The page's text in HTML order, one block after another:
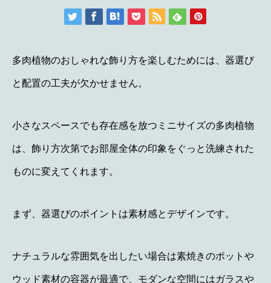
多肉植物のおしゃれな飾り方を楽しむためには、器選び
と配置の工夫が欠かせません。
小さなスペースでも存在感を放つミニサイズの多肉植物
は、飾り方次第でお部屋全体の印象をぐっと洗練された
ものに変えてくれます。
まず、器選びのポイントは素材感とデザインです。
ナチュラルな雰囲気を出したい場合は素焼きのポットや
ウッド素材の容器が最適で、モダンな空間にはガラスや